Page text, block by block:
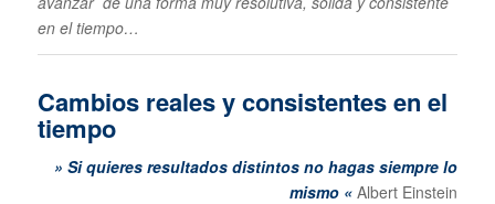
en el tiempo…
Cambios reales y consistentes en el
tiempo
» Si quieres resultados distintos no hagas siempre lo
mismo « Albert Einstein